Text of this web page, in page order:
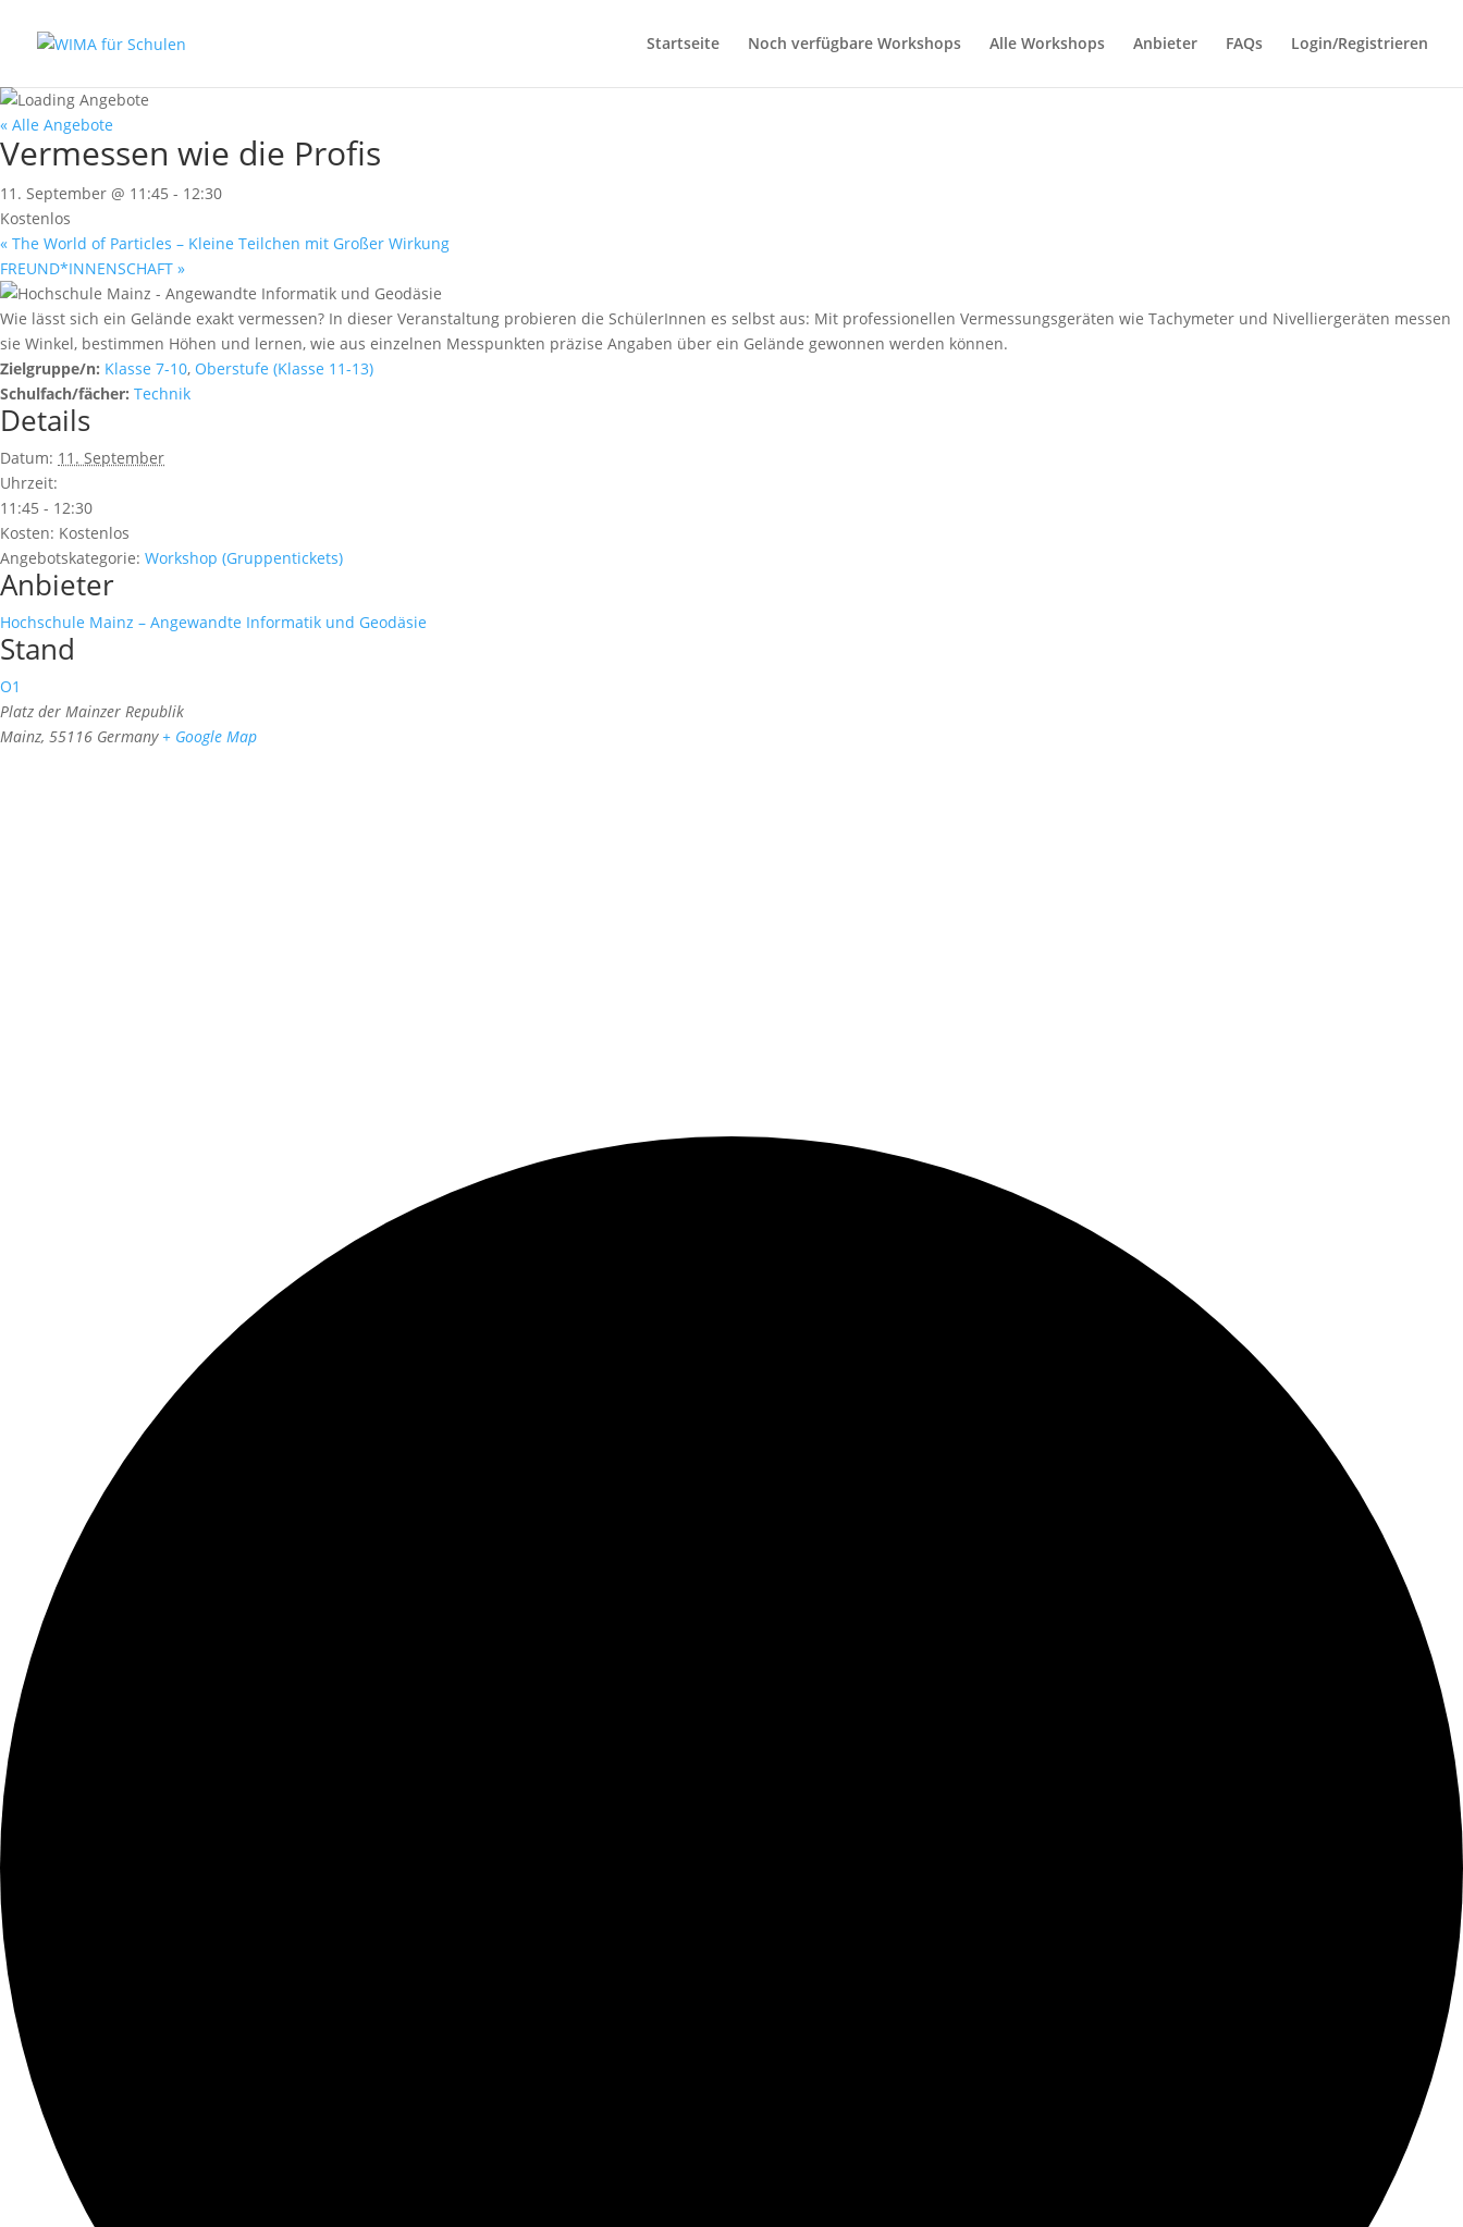
Startseite Noch verfügbare Workshops Alle Workshops Anbieter FAQs Login/Registrieren
« Alle Angebote
Vermessen wie die Profis
11. September @ 11:45 - 12:30
Kostenlos
« The World of Particles – Kleine Teilchen mit Großer Wirkung
FREUND*INNENSCHAFT »
Wie lässt sich ein Gelände exakt vermessen? In dieser Veranstaltung probieren die SchülerInnen es selbst aus: Mit professionellen Vermessungsgeräten wie Tachymeter und Nivelliergeräten messen
sie Winkel, bestimmen Höhen und lernen, wie aus einzelnen Messpunkten präzise Angaben über ein Gelände gewonnen werden können.
Zielgruppe/n: Klasse 7-10, Oberstufe (Klasse 11-13)
Schulfach/fächer: Technik
Details
Datum: 11. September
Uhrzeit:
11:45 - 12:30
Kosten: Kostenlos
Angebotskategorie: Workshop (Gruppentickets)
Anbieter
Hochschule Mainz – Angewandte Informatik und Geodäsie
Stand
O1
Platz der Mainzer Republik
Mainz, 55116 Germany + Google Map